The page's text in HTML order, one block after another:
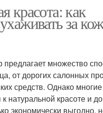
красота: как
за
множество
от дорогих салонных
средств. Однако
натуральной красоте и
экономически выгодно,